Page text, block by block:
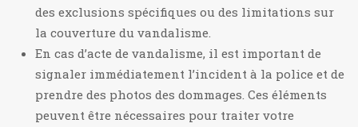
des exclusions spécifiques ou des limitations sur
la couverture du vandalisme.
En cas d’acte de vandalisme, il est important de
signaler immédiatement l’incident à la police et de
prendre des photos des dommages. Ces éléments
peuvent être nécessaires pour traiter votre